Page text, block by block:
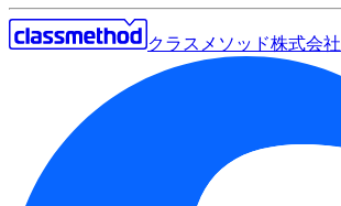
クラスメソッド株式会社